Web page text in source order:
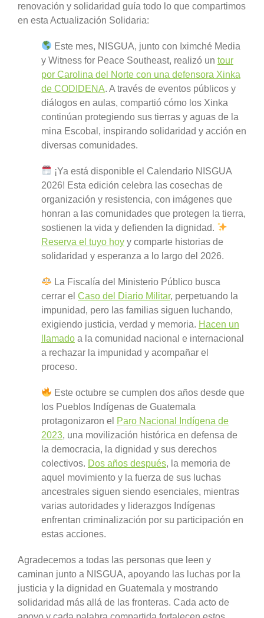
renovación y solidaridad guía todo lo que compartimos
en esta Actualización Solidaria:
Este mes, NISGUA, junto con Iximché Media
y Witness for Peace Southeast, realizó un tour
por Carolina del Norte con una defensora Xinka
de CODIDENA. A través de eventos públicos y
diálogos en aulas, compartió cómo los Xinka
continúan protegiendo sus tierras y aguas de la
mina Escobal, inspirando solidaridad y acción en
diversas comunidades.
¡Ya está disponible el Calendario NISGUA
2026! Esta edición celebra las cosechas de
organización y resistencia, con imágenes que
honran a las comunidades que protegen la tierra,
sostienen la vida y defienden la dignidad.
Reserva el tuyo hoyy comparte historias de
solidaridad y esperanza a lo largo del 2026.
La Fiscalía del Ministerio Público busca
cerrar el Caso del Diario Militar, perpetuando la
impunidad, pero las familias siguen luchando,
exigiendo justicia, verdad y memoria. Hacen un
llamadoa la comunidad nacional e internacional
a rechazar la impunidad y acompañar el
proceso.
Este octubre se cumplen dos años desde que
los Pueblos Indígenas de Guatemala
protagonizaron el
Paro Nacional Indígena de
2023, una movilización histórica en defensa de
la democracia, la dignidad y sus derechos
colectivos. Dos años después, la memoria de
aquel movimiento y la fuerza de sus luchas
ancestrales siguen siendo esenciales, mientras
varias autoridades y liderazgos Indígenas
enfrentan criminalización por su participación en
estas acciones.
Agradecemos a todas las personas que leen y
caminan junto a NISGUA, apoyando las luchas por la
justicia y la dignidad en Guatemala y mostrando
solidaridad más allá de las fronteras. Cada acto de